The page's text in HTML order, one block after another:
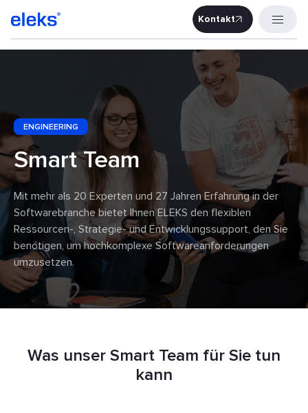
Kontakt
Kontakt
ENGINEERING
Smart Team
Mit mehr als 20 Experten und 27 Jahren Erfahrung in der
Softwarebranche bietet Ihnen ELEKS den flexiblen
Ressourcen-, Strategie- und Entwicklungssupport, den Sie
benötigen, um hochkomplexe Softwareanforderungen
umzusetzen.
Was unser Smart Team für Sie tun
kann